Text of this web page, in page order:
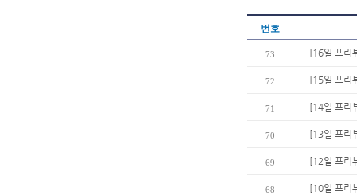
번호
73 [16일 프리
72 [15일 프리
71 [14일 프리
70 [13일 프리
69 [12일 프리
68 [10일 프리